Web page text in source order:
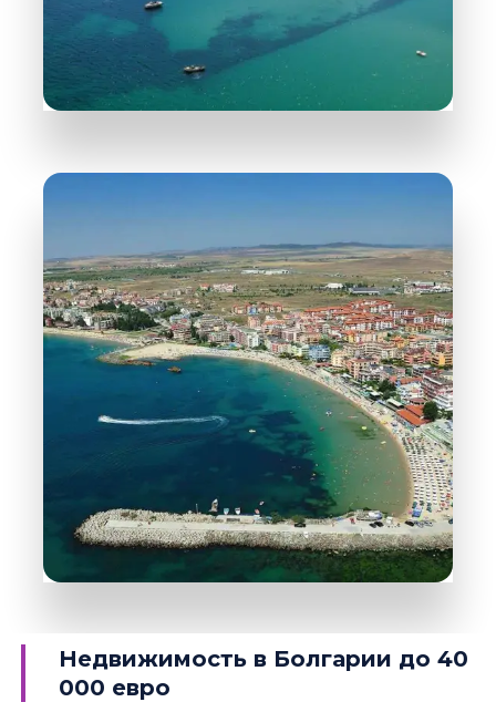
ПОДРОБНЕЕ
Равда
Недвижимость в Болгарии до 40
000 евро